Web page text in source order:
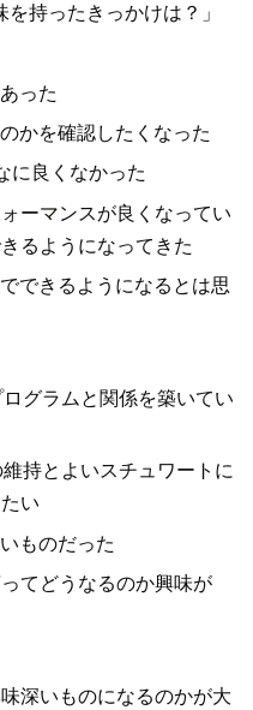
持ったきっかけは？」
った
かを確認したくなった
に良くなかった
ーマンスが良くなってい
るようになってきた
できるようになるとは思
グラムと関係を築いてい
持とよいスチュワートに
い
ものだった
てどうなるのか興味が
深いものになるのかが大